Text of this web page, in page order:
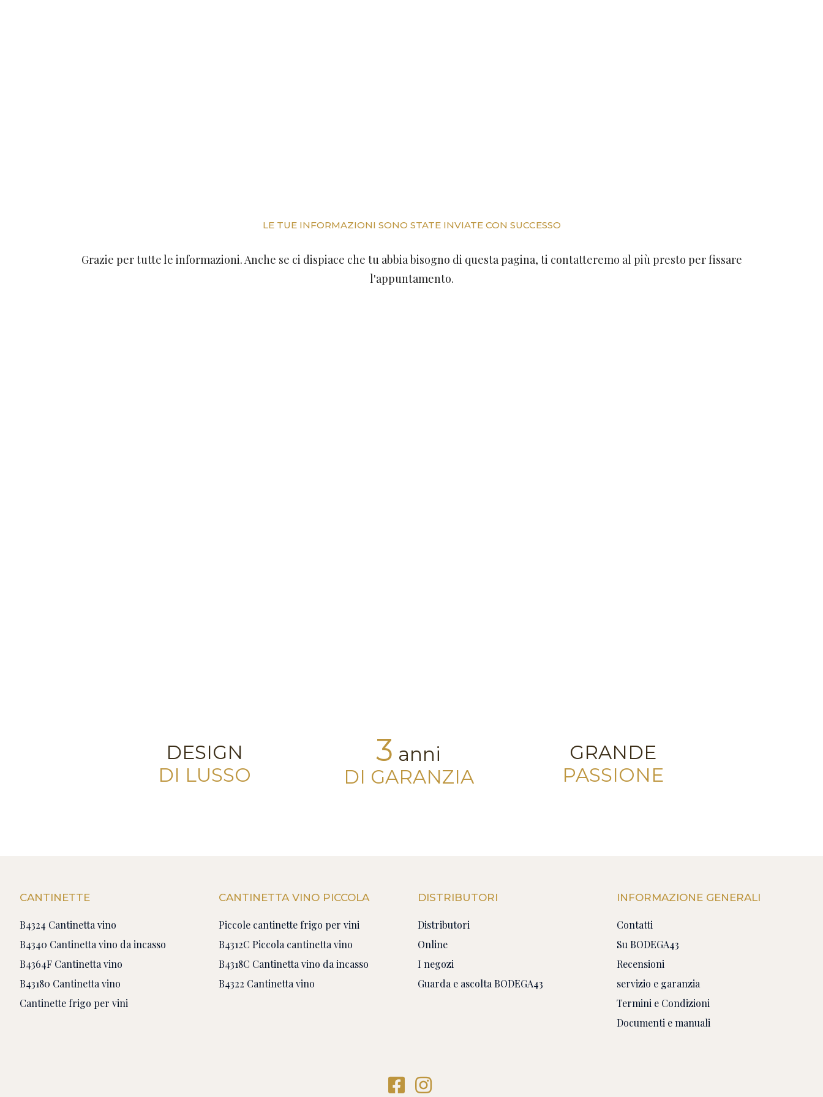
LE TUE INFORMAZIONI SONO STATE INVIATE CON SUCCESSO
Grazie per tutte le informazioni. Anche se ci dispiace che tu abbia bisogno di questa pagina, ti contatteremo al più presto per fissare
l'appuntamento.
DESIGN
DI LUSSO
3 anni
DI GARANZIA
GRANDE
PASSIONE
CANTINETTE
B4324 Cantinetta vino
B4340 Cantinetta vino da incasso
B4364F Cantinetta vino
B43180 Cantinetta vino
Cantinette frigo per vini
CANTINETTA VINO PICCOLA
Piccole cantinette frigo per vini
B4312C Piccola cantinetta vino
B4318C Cantinetta vino da incasso
B4322 Cantinetta vino
DISTRIBUTORI
Distributori
Online
I negozi
Guarda e ascolta BODEGA43
INFORMAZIONE GENERALI
Contatti
Su BODEGA43
Recensioni
servizio e garanzia
Termini e Condizioni
Documenti e manuali